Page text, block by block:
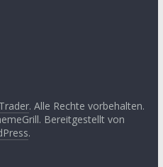
. Alle Rechte vorbehalten.
Bereitgestellt von
.